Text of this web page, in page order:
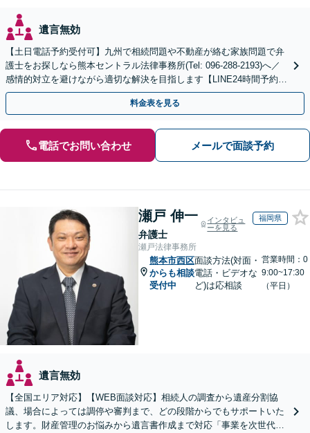
遺言無効
【土日電話予約受付可】九州で相続問題や不動産が絡む家族問題で弁
護士をお探しなら熊本セントラル法律事務所(Tel: 096-288-2193)へ／
感情的対立を避けながら適切な解決を目指します【LINE24時間予約受
付可】【休日・夜間相談可】
料金表を見る
電話でお問い合わせ メールで面談予約
瀬戸 伸一
弁護士
インタビュ
ーを見る
福岡県
瀬戸法律事務所
熊本市西区
からも相談
受付中
面談方法(対面・
電話・ビデオな
ど)は応相談
営業時間：0
9:00~17:30
（平日）
遺言無効
【全国エリア対応】【WEB面談対応】相続人の調査から遺産分割協
議、場合によっては調停や審判まで、どの段階からでもサポートいた
します。財産管理のお悩みから遺言書作成まで対応「事業を次世代に